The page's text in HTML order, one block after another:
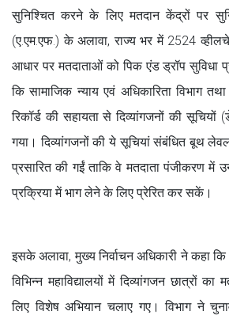
सुनिश्चित करने के लिए मतदान केंद्रों पर
(ए.एम.एफ.) के अलावा, राज्य भर में 2524
आधार पर मतदाताओं को पिक एंड ड्रॉप सुविधा
कि सामाजिक न्याय एवं अधिकारिता विभाग तथा
रिकॉर्ड की सहायता से दिव्यांगजनों की सूचियों
गया। दिव्यांगजनों की ये सूचियां संबंधित बूथ
प्रसारित की गईं ताकि वे मतदाता पंजीकरण में
प्रक्रिया में भाग लेने के लिए प्रेरित कर सकें।
इसके अलावा, मुख्य निर्वाचन अधिकारी ने कहा
विभिन्न महाविद्यालयों में दिव्यांगजन छात्रों
लिए विशेष अभियान चलाए गए। विभाग ने